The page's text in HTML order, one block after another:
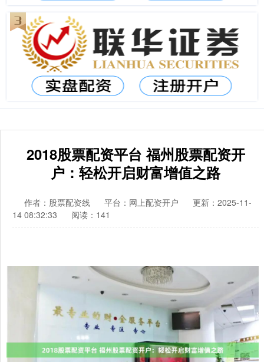
2018股票配资平台 福州股票配资开
户：轻松开启财富增值之路
作者：股票配资线 平台：网上配资开户
更新：2025-11-
14 08:32:33
阅读：141